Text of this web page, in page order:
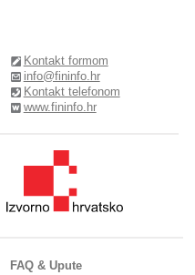
Kontakt formom
info@fininfo.hr
Kontakt telefonom
www.fininfo.hr
FAQ & Upute